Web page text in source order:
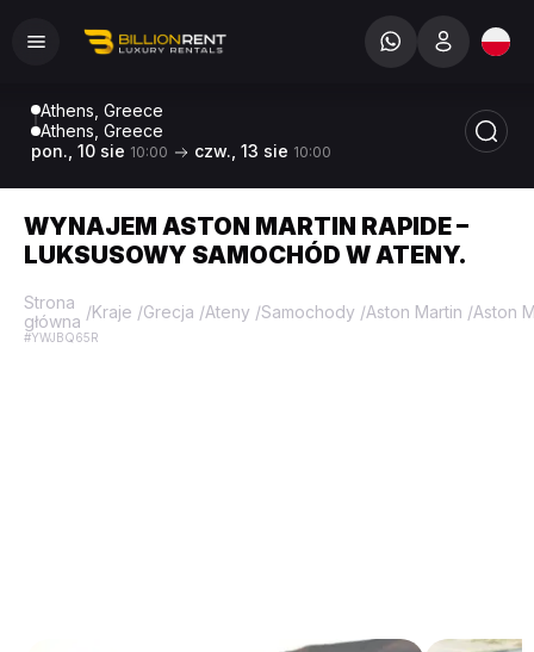
Athens, Greece
Athens, Greece
pon., 10 sie 10:00 czw., 13 sie 10:00
WYNAJEM ASTON MARTIN RAPIDE –
LUKSUSOWY SAMOCHÓD W ATENY.
Strona
główna /Kraje /Grecja /Ateny /Samochody /Aston Martin /Aston
#YWJBQ65R